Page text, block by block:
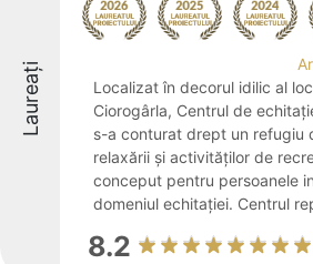
Laureați
Localizat în decorul idilic al
Ciorogârla, Centrul de
s-a conturat drept un refugiu
relaxării și activităților de
conceput pentru persoanele
domeniul echitației. Centrul
8.2